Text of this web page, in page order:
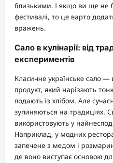
близькими. І якщо ви ще не
фестивалі, то це варто
вражень.
Сало в кулінарії: від
експериментів
Класичне українське сало
продукт, який нарізають
подають із хлібом. Але
зупиняються на традиціях.
використовують у
Наприклад, у модних
запечене з медом і
де воно виступає основою